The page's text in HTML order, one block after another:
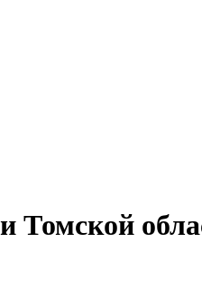
Томской